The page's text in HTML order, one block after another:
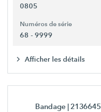
0805
Numéros de série
68 - 9999
Afficher les détails
Bandage | 2136645